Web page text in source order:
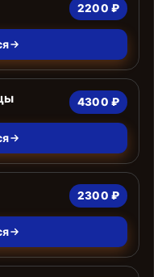
2200 ₽
4300 ₽
2300 ₽